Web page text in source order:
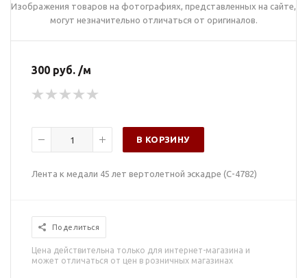
Изображения товаров на фотографиях, представленных на сайте,
могут незначительно отличаться от оригиналов.
300 руб. /м
В КОРЗИНУ
Лента к медали 45 лет вертолетной эскадре (С-4782)
Поделиться
Цена действительна только для интернет-магазина и
может отличаться от цен в розничных магазинах